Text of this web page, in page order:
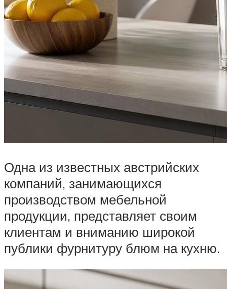
Одна из известных австрийских
компаний, занимающихся
производством мебельной
продукции, представляет своим
клиентам и вниманию широкой
публики фурнитуру блюм на кухню.